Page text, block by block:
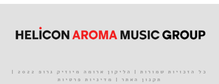
כל הזכויות שמורות | הליקון ארומה מיוזיק גרופ 2022 |
תקנון האתר | מדיניות פרטיות